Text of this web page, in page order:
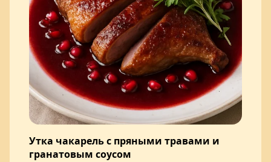
Утка чакарель с пряными травами и
гранатовым соусом